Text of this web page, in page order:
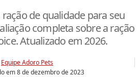
de qualidade para seu
completa sobre a ração
Atualizado em 2026.
Equipe Adoro Pets
em8 de dezembro de 2023